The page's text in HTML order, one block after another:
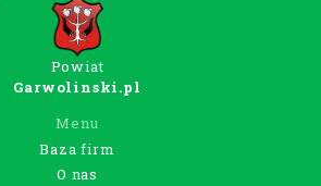
Powiat
Garwolinski.pl
Menu
Baza firm
O nas